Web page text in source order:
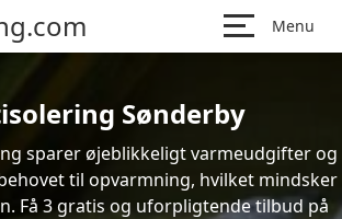
Menu
Sønderby
sparer øjeblikkeligt varmeudgifter og
til opvarmning, hvilket mindsker
Få 3 gratis og uforpligtende tilbud på